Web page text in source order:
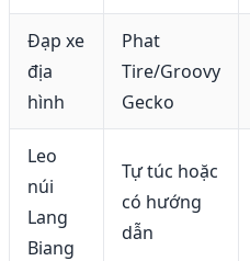
Đạp xe
địa
hình
Phat
Tire/Groovy
Gecko
Leo
núi
Lang
Biang
Tự túc hoặc
có hướng
dẫn